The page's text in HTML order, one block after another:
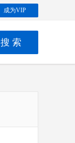
成为VIP